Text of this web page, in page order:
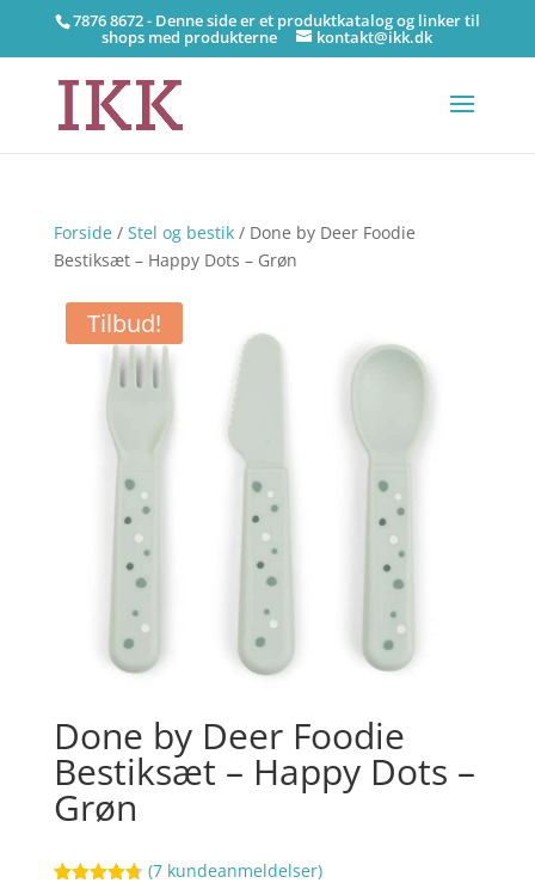
7876 8672 - Denne side er et produktkatalog og linker til
shops med produkterne kontakt@ikk.dk
Forside/ Stel og bestik/ Done by Deer Foodie
Bestiksæt – Happy Dots – Grøn
Tilbud!
Done by Deer Foodie
Bestiksæt – Happy Dots –
Grøn
(7 kundeanmeldelser)